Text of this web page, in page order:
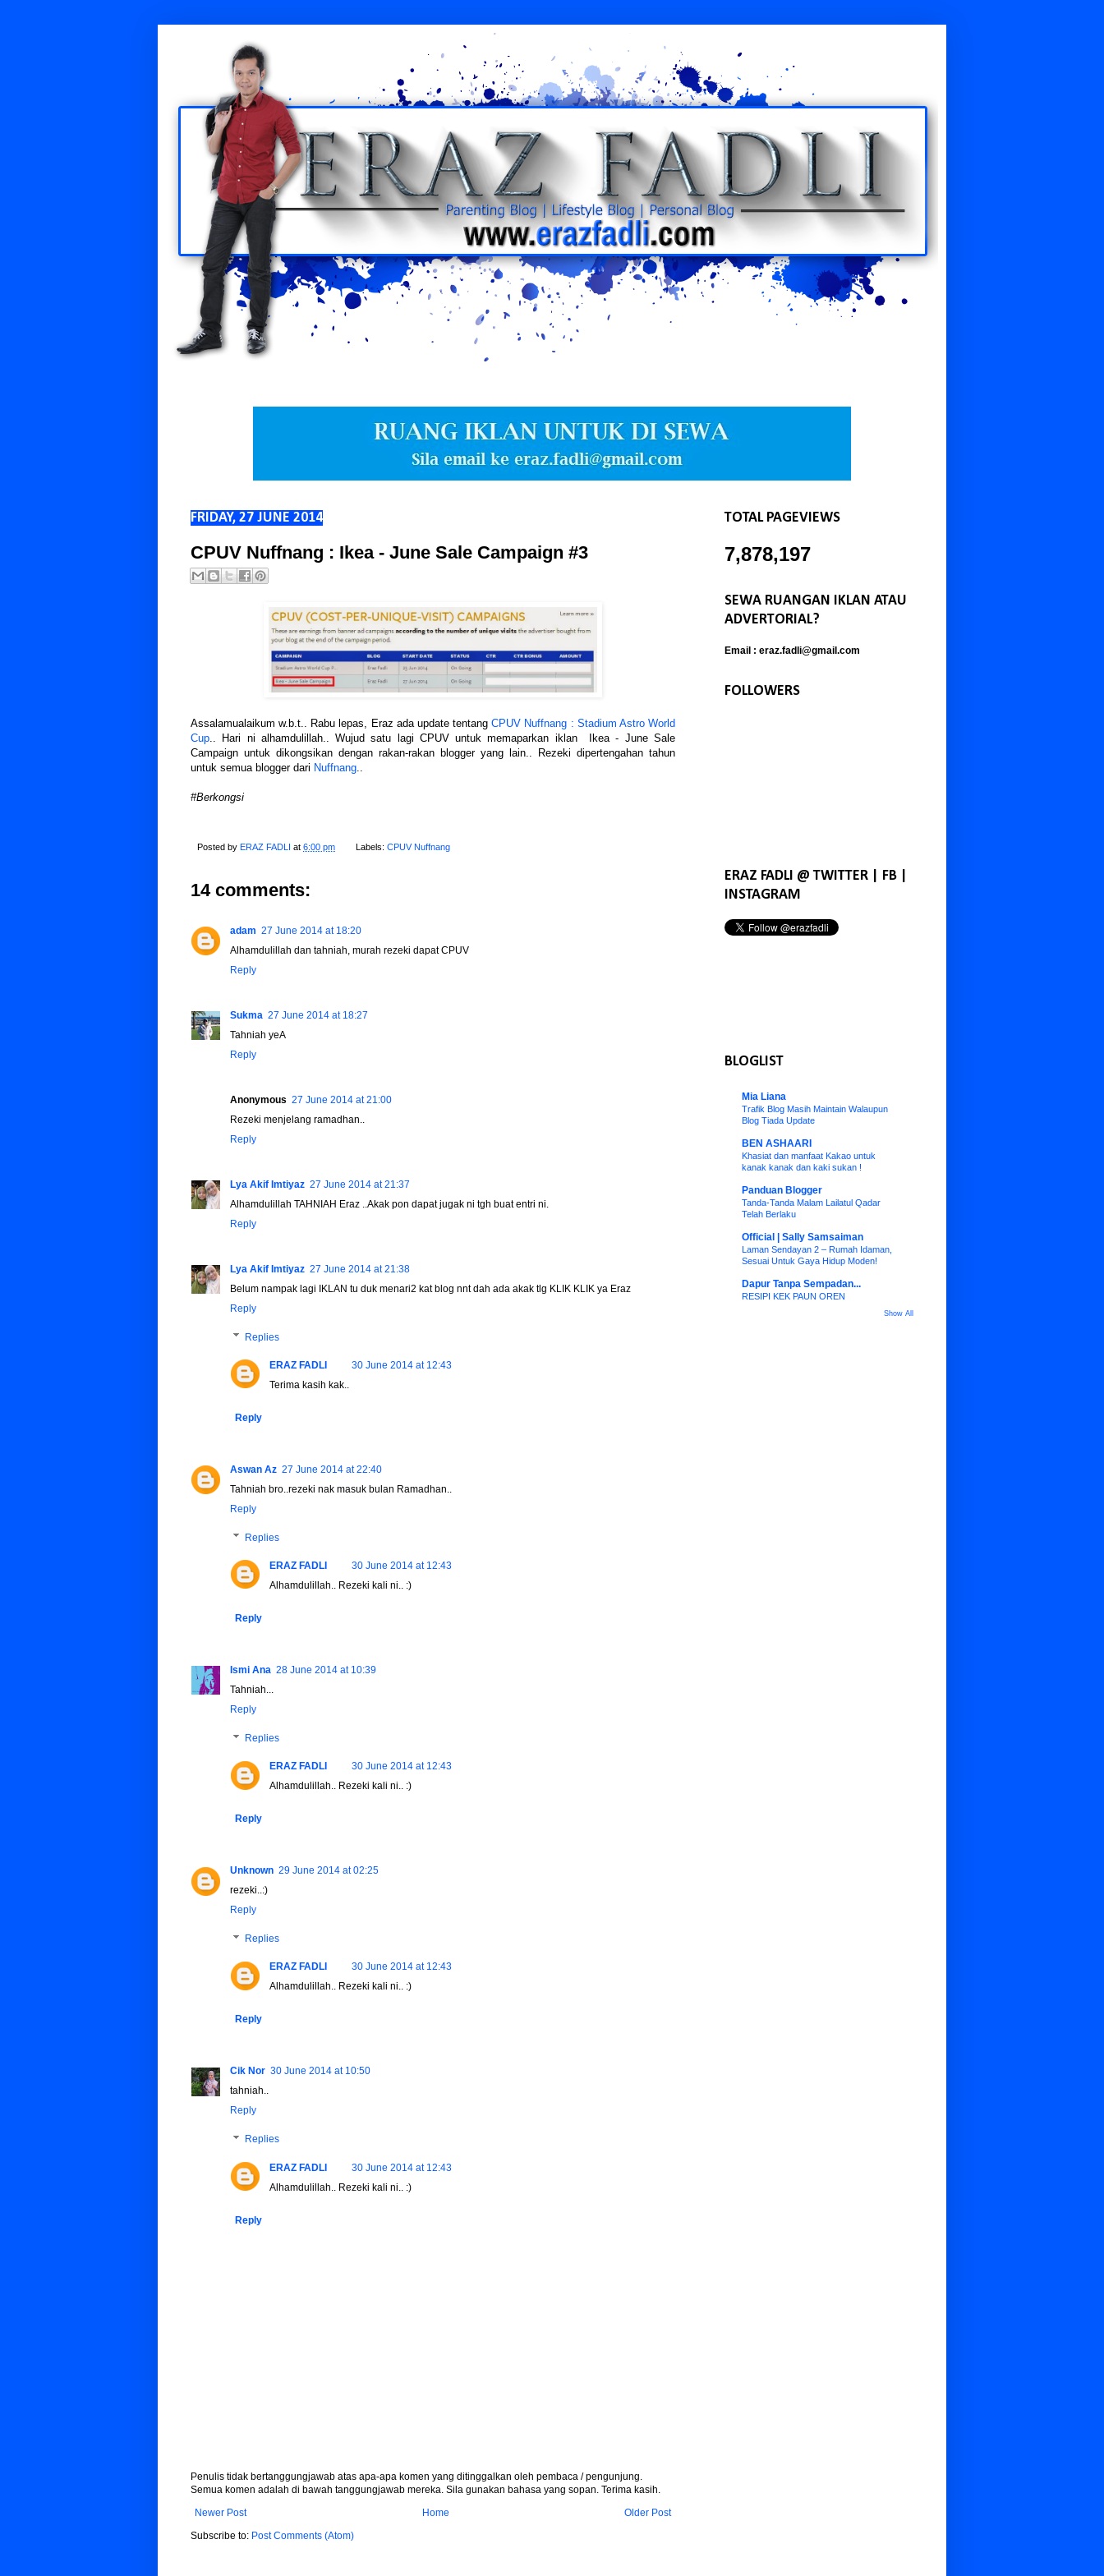
FRIDAY, 27 JUNE 2014
CPUV Nuffnang : Ikea - June Sale Campaign #3
Assalamualaikum w.b.t.. Rabu lepas, Eraz ada update tentangCPUV Nuffnang : Stadium Astro World
Cup .. Hari ni alhamdulillah.. Wujud satu lagi CPUV untuk memaparkan iklan Ikea - June Sale
Campaign untuk dikongsikan dengan rakan-rakan blogger yang lain.. Rezeki dipertengahan tahun
untuk semua blogger dari Nuffnang
#Berkongsi
Posted by ERAZ FADLI at 6:00 pm Labels: CPUV Nuffnang
14 comments:
adam 27 June 2014 at 18:20
Alhamdulillah dan tahniah, murah rezeki dapat CPUV
Reply
Sukma 27 June 2014 at 18:27
Tahniah yeA
Reply
Anonymous 27 June 2014 at 21:00
Rezeki menjelang ramadhan..
Reply
Lya Akif Imtiyaz 27 June 2014 at 21:37
Alhamdulillah TAHNIAH Eraz ..Akak pon dapat jugak ni tgh buat entri ni.
Reply
Lya Akif Imtiyaz 27 June 2014 at 21:38
Belum nampak lagi IKLAN tu duk menari2 kat blog nnt dah ada akak tlg KLIK KLIK ya Eraz
Reply
Replies
ERAZ FADLI
30 June 2014 at 12:43
Terima kasih kak..
Reply
Aswan Az 27 June 2014 at 22:40
Tahniah bro..rezeki nak masuk bulan Ramadhan..
Reply
Replies
ERAZ FADLI
30 June 2014 at 12:43
Alhamdulillah.. Rezeki kali ni.. :)
Reply
Ismi Ana 28 June 2014 at 10:39
Tahniah...
Reply
Replies
ERAZ FADLI
30 June 2014 at 12:43
Alhamdulillah.. Rezeki kali ni.. :)
Reply
Unknown 29 June 2014 at 02:25
rezeki..:)
Reply
Replies
ERAZ FADLI
30 June 2014 at 12:43
Alhamdulillah.. Rezeki kali ni.. :)
Reply
Cik Nor 30 June 2014 at 10:50
tahniah..
Reply
Replies
ERAZ FADLI
30 June 2014 at 12:43
Alhamdulillah.. Rezeki kali ni.. :)
Reply
Penulis tidak bertanggungjawab atas apa-apa komen yang ditinggalkan oleh pembaca / pengunjung.
Semua komen adalah di bawah tanggungjawab mereka. Sila gunakan bahasa yang sopan. Terima kasih.
Newer Post
Older Post
Home
Subscribe to: Post Comments (Atom)
TOTAL PAGEVIEWS
7,878,197
SEWA RUANGAN IKLAN ATAU
ADVERTORIAL?
Email : eraz.fadli@gmail.com
FOLLOWERS
ERAZ FADLI @ TWITTER | FB |
INSTAGRAM
BLOGLIST
Mia Liana
Trafik Blog Masih Maintain Walaupun
Blog Tiada Update
BEN ASHAARI
Khasiat dan manfaat Kakao untuk
kanak kanak dan kaki sukan !
Panduan Blogger
Tanda-Tanda Malam Lailatul Qadar
Telah Berlaku
Official | Sally Samsaiman
Laman Sendayan 2 – Rumah Idaman,
Sesuai Untuk Gaya Hidup Moden!
Dapur Tanpa Sempadan...
RESIPI KEK PAUN OREN
Show All